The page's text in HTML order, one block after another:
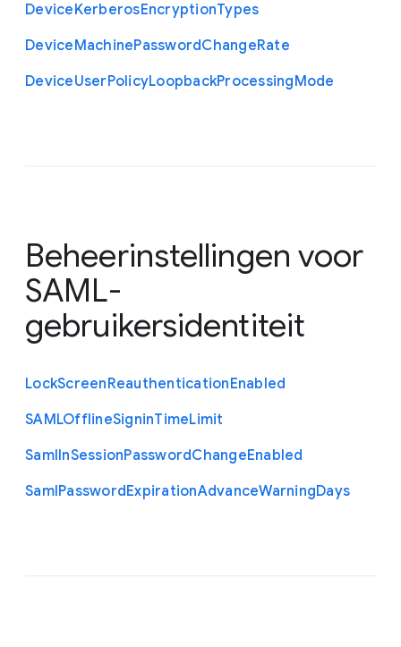
DeviceKerberosEncryptionTypes
DeviceMachinePasswordChangeRate
DeviceUserPolicyLoopbackProcessingMode
Beheerinstellingen voor
SAML-
gebruikersidentiteit
LockScreenReauthenticationEnabled
SAMLOfflineSigninTimeLimit
SamlInSessionPasswordChangeEnabled
SamlPasswordExpirationAdvanceWarningDays